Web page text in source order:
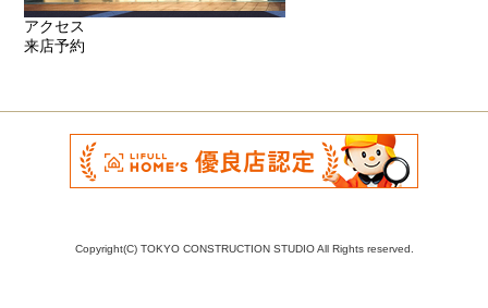
アクセス
来店予約
Copyright(C) TOKYO CONSTRUCTION STUDIO All Rights reserved.